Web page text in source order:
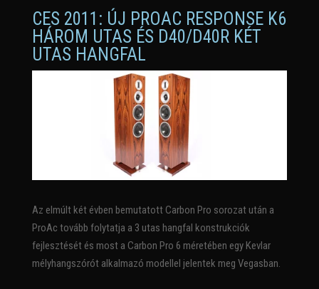
CES 2011: ÚJ PROAC RESPONSE K6
HÁROM UTAS ÉS D40/D40R KÉT
UTAS HANGFAL
Az elmúlt két évben bemutatott Carbon Pro sorozat után a
ProAc tovább folytatja a 3 utas hangfal konstrukciók
fejlesztését és most a Carbon Pro 6 méretében egy Kevlar
mélyhangszórót alkalmazó modellel jelentek meg Vegasban.